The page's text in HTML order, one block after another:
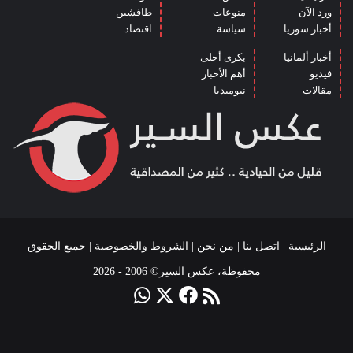
ورد الآن
أخبار سوريا
منوعات
سياسة
طافشين
اقتصاد
أخبار ألمانيا
فيديو
مقالات
بكرى أحلى
أهم الأخبار
نيوميديا
الرئيسية | اتصل بنا | من نحن | الشروط والخصوصية | جميع الحقوق
محفوظة، عكس السير© 2006 - 2026